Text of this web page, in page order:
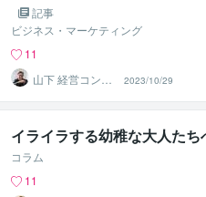
記事
ビジネス・マーケティング
11
山下 経営コンサ
ル／コーチ
2023/10/29
イライラする幼稚な大人たち
コラム
11